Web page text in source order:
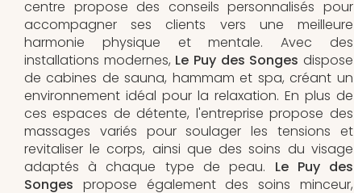
centre propose des conseils personnalisés pour
accompagner ses clients vers une meilleure
harmonie physique et mentale. Avec des
installations modernes, Le Puy des Songes dispose
de cabines de sauna, hammam et spa, créant un
environnement idéal pour la relaxation. En plus de
ces espaces de détente, l'entreprise propose des
massages variés pour soulager les tensions et
revitaliser le corps, ainsi que des soins du visage
adaptés à chaque type de peau. Le Puy des
Songes propose également des soins minceur,